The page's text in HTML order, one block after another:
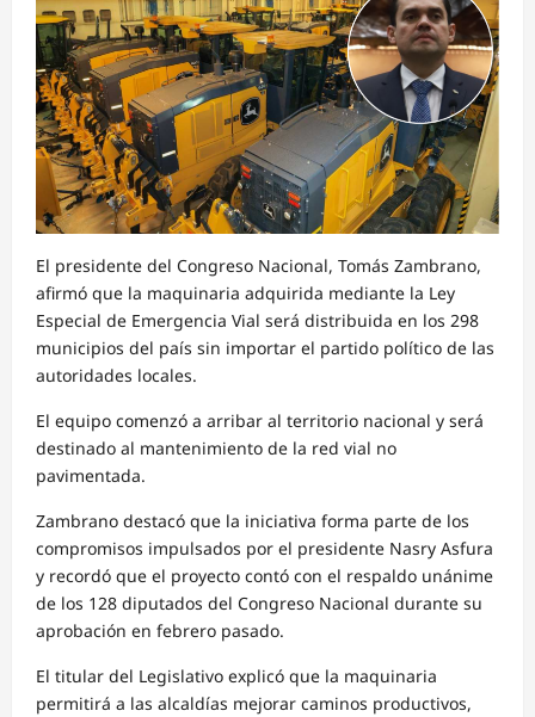
El presidente del Congreso Nacional, Tomás Zambrano,
afirmó que la maquinaria adquirida mediante la Ley
Especial de Emergencia Vial será distribuida en los 298
municipios del país sin importar el partido político de las
autoridades locales.
El equipo comenzó a arribar al territorio nacional y será
destinado al mantenimiento de la red vial no
pavimentada.
Zambrano destacó que la iniciativa forma parte de los
compromisos impulsados por el presidente Nasry Asfura
y recordó que el proyecto contó con el respaldo unánime
de los 128 diputados del Congreso Nacional durante su
aprobación en febrero pasado.
El titular del Legislativo explicó que la maquinaria
permitirá a las alcaldías mejorar caminos productivos,